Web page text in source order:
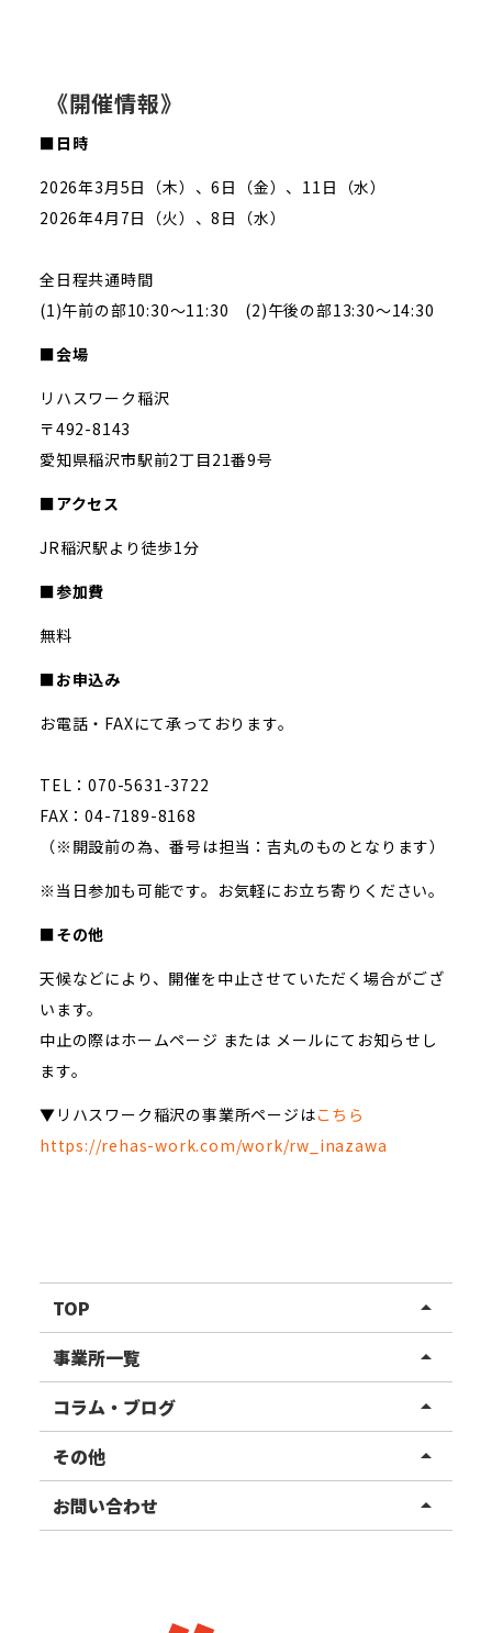
《開催情報》
■日時
2026年3月5日（木）、6日（金）、11日（水）
2026年4月7日（火）、8日（水）
全日程共通時間
(1)午前の部10:30～11:30 (2)午後の部13:30～14:30
■会場
リハスワーク稲沢
〒492-8143
愛知県稲沢市駅前2丁目21番9号
■アクセス
JR稲沢駅より徒歩1分
■参加費
無料
■お申込み
お電話・FAXにて承っております。
TEL：070-5631-3722
FAX：04-7189-8168
（※開設前の為、番号は担当：吉丸のものとなります）
※当日参加も可能です。お気軽にお立ち寄りください。
■その他
天候などにより、開催を中止させていただく場合がござ
います。
中止の際はホームページ または メールにてお知らせし
ます。
▼リハスワーク稲沢の事業所ページはこちら
https://rehas-work.com/work/rw_inazawa
TOP arrow_drop_up
リハスワーク
リハスファーム
事業所一覧 arrow_drop_up
関東エリア
東北エリア
甲信越エリア
コラム・ブログ arrow_drop_up
事業所ブログ
ご利用者様の声
その他 arrow_drop_up
お知らせ
お問い合わせ arrow_drop_up